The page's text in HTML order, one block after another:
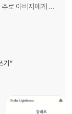
로 아버지에게 교
스티븐의 서재에
임브리지 대학교
기“